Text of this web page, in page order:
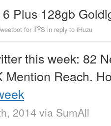
Plus 128gb
for iÎŸS in reply to iHuzu
this week: 82
Reach.
2014 via SumAll